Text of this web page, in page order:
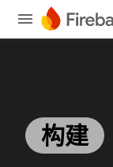
构建